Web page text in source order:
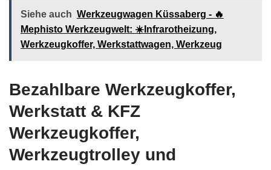
Siehe auch Werkzeugwagen Küssaberg - 🔥
Mephisto Werkzeugwelt: ☀️Infrarotheizung,
Werkzeugkoffer, Werkstattwagen, Werkzeug
Bezahlbare Werkzeugkoffer,
Werkstatt & KFZ
Werkzeugkoffer,
Werkzeugtrolley und